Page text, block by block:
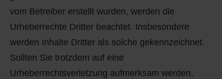
vom Betreiber erstellt wurden, werden die
Urheberrechte Dritter beachtet. Insbesondere
werden Inhalte Dritter als solche gekennzeichnet.
Sollten Sie trotzdem auf eine
Urheberrechtsverletzung aufmerksam werden,